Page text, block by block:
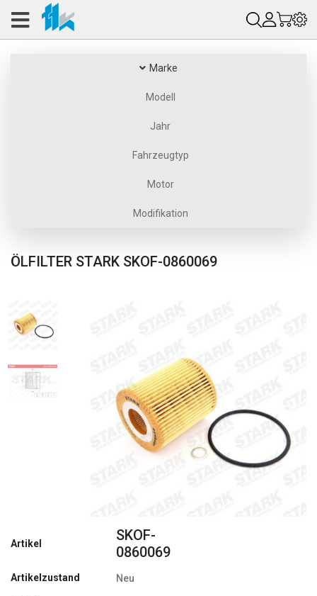
Marke
Modell
Jahr
Fahrzeugtyp
Motor
Modifikation
ÖLFILTER STARK SKOF-0860069
Zurück
Artikel
SKOF-
0860069
Artikelzustand Neu